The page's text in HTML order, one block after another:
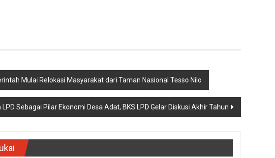
Mulai Relokasi Masyarakat dari Taman Nasional Tesso Nilo
Sebagai Pilar Ekonomi Desa Adat, BKS LPD Gelar Diskusi Akhir Tahun